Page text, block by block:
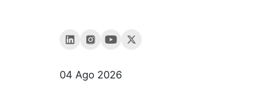
04 Ago 2026